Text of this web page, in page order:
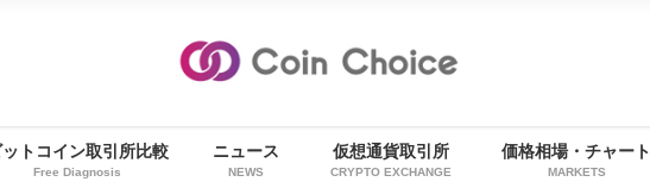
ットコイン取引所比較
Free Diagnosis
ニュース
NEWS
仮想通貨取引所
CRYPTO EXCHANGE
価格相場・チャート
MARKETS